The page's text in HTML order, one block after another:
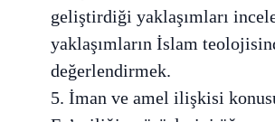
geliştirdiği yaklaşımları
yaklaşımların İslam
değerlendirmek.
5. İman ve amel ilişkisi